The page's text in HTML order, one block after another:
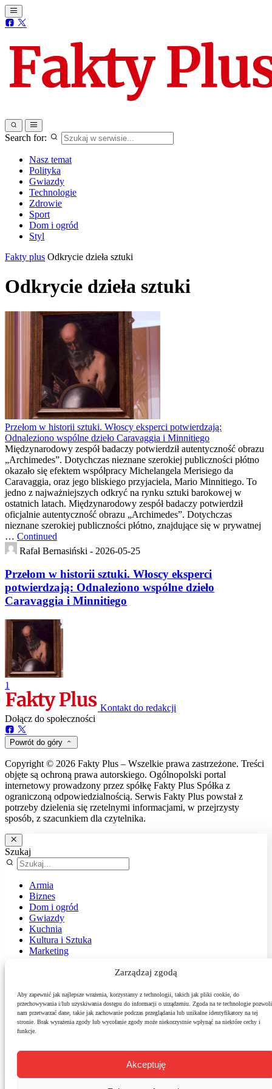
Zarządzaj zgodą
Aby zapewnić jak najlepsze wrażenia, korzystamy z technologii, takich jak pliki cookie, do
przechowywania i/lub uzyskiwania dostępu do informacji o urządzeniu. Zgoda na te technologie pozwoli
nam przetwarzać dane, takie jak zachowanie podczas przeglądania lub unikalne identyfikatory na tej
stronie. Brak wyrażenia zgody lub wycofanie zgody może niekorzystnie wpłynąć na niektóre cechy i
funkcje.
Akceptuję
Search for:
Nasz temat
Polityka
Gwiazdy
Technologie
Zdrowie
Sport
Dom i ogród
Styl
Fakty plus Odkrycie dzieła sztuki
Odkrycie dzieła sztuki
Przełom w historii sztuki. Włoscy eksperci potwierdzają:
Odnaleziono wspólne dzieło Caravaggia i Minnitiego
Międzynarodowy zespół badaczy potwierdził autentyczność obrazu
„Archimedes”. Dotychczas nieznane szerokiej publiczności płótno
okazało się efektem współpracy Michelangela Merisiego da
Caravaggia, oraz jego bliskiego przyjaciela, Mario Minnitiego. To
jedno z najważniejszych odkryć na rynku sztuki barokowej w
ostatnich latach. Międzynarodowy zespół badaczy potwierdził
oficjalnie autentyczność obrazu „Archimedes”. Dotychczas
nieznane szerokiej publiczności płótno, znajdujące się w prywatnej
… Continued
Rafał Bernasiński - 2026-05-25
Przełom w historii sztuki. Włoscy eksperci
potwierdzają: Odnaleziono wspólne dzieło
Caravaggia i Minnitiego
1
Kontakt do redakcji
Dołącz do społeczności
Powrót do góry
Copyright © 2026 Fakty Plus – Wszelkie prawa zastrzeżone. Treści
objęte są ochroną prawa autorskiego. Ogólnopolski portal
internetowy prowadzony przez spółkę Fakty Plus Spółka z
ograniczoną odpowiedzialnością. Serwis Fakty Plus powstał z
potrzeby dzielenia się rzetelnymi informacjami, w przejrzysty
sposób, z szacunkiem dla czytelnika.
Szukaj
Armia
Biznes
Dom i ogród
Gwiazdy
Kuchnia
Kultura i Sztuka
Marketing
Podróże
Polityka
Sport
Środowisko
Technologie